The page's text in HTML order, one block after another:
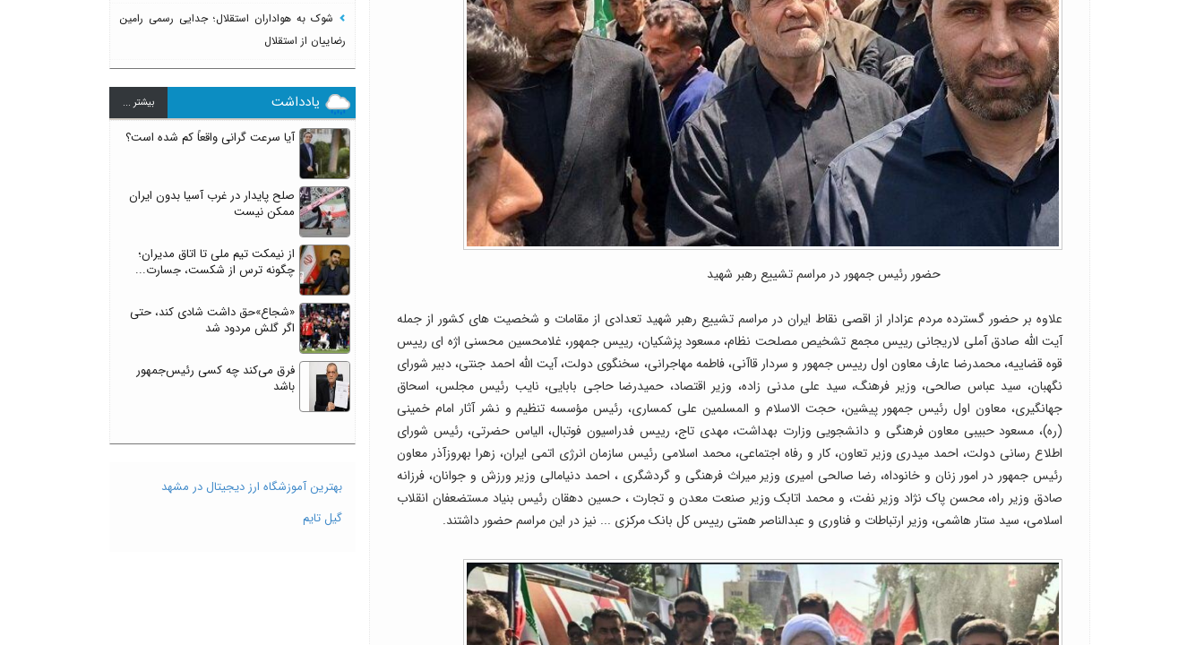
حضور رئیس جمهور در مراسم تشییع رهبر شهید
علاوه بر حضور گسترده مردم عزادار از اقصی نقاط ایران در مراسم تشییع رهبر شهید تعدادی از مقامات و شخصیت های کشور از جمله
آیت الله صادق آملی لاریجانی رییس مجمع تشخیص مصلحت نظام، مسعود پزشکیان، رییس جمهور، غلامحسین محسنی اژه ای رییس
قوه قضاییه، محمدرضا عارف معاون اول رییس جمهور و سردار قاآنی، فاطمه مهاجرانی، سخنگوی دولت، آیت الله احمد جنتی، دبیر شورای
نگهبان، سید عباس صالحی، وزیر فرهنگ، سید علی مدنی زاده، وزیر اقتصاد، حمیدرضا حاجی بابایی، نایب رئیس مجلس، اسحاق
جهانگیری، معاون اول رئیس جمهور پیشین، حجت الاسلام و المسلمین علی کمساری، رئیس مؤسسه تنظیم و نشر آثار امام خمینی
(ره)، مسعود حبیبی معاون فرهنگی و دانشجویی وزارت بهداشت، مهدی تاج، رییس فدراسیون فوتبال، الیاس حضرتی، رئیس شورای
اطلاع رسانی دولت، احمد میدری وزیر تعاون، کار و رفاه اجتماعی، محمد اسلامی رئیس سازمان انرژی اتمی ایران، زهرا بهروزآذر معاون
رئیس جمهور در امور زنان و خانوداه، رضا صالحی امیری وزیر میراث فرهنگی و گردشگری ، احمد دنیامالی وزیر ورزش و جوانان، فرزانه
صادق وزیر راه، محسن پاک نژاد وزیر نفت، و محمد اتابک وزیر صنعت معدن و تجارت ، حسین دهقان رئیس بنیاد مستضعفان انقلاب
اسلامی، سید ستار هاشمی، وزیر ارتباطات و فناوری و عبدالناصر همتی رییس کل بانک مرکزی ... نیز در این مراسم حضور داشتند.
شوک به هواداران استقلال؛ جدایی رسمی رامین
رضاییان از استقلال
یادداشت بيشتر ...
آیا سرعت گرانی واقعاً کم شده است؟
صلح پایدار در غرب آسیا بدون ایران
ممکن نیست
از نیمکت تیم ملی تا اتاق مدیران؛
چگونه ترس از شکست، جسارت...
«شجاع»حق داشت شادی کند، حتی
اگر گلش مردود شد
فرق می‌کند چه کسی رئیس‌جمهور
باشد
بهترین آموزشگاه ارز دیجیتال در مشهد
گیل تایم